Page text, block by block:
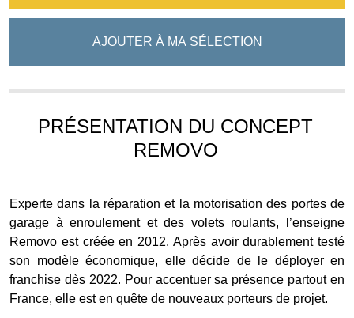
AJOUTER À MA SÉLECTION
PRÉSENTATION DU CONCEPT
REMOVO
Experte dans la réparation et la motorisation des portes de
garage à enroulement et des volets roulants, l’enseigne
Removo est créée en 2012. Après avoir durablement testé
son modèle économique, elle décide de le déployer en
franchise dès 2022. Pour accentuer sa présence partout en
France, elle est en quête de nouveaux porteurs de projet.